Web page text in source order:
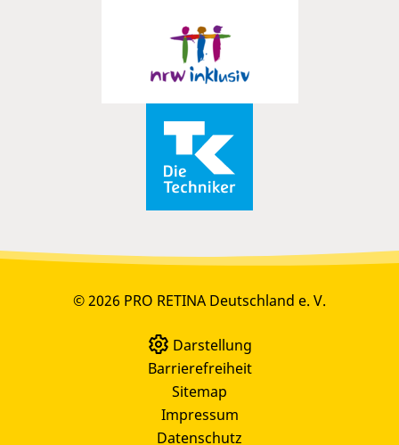
© 2026 PRO RETINA Deutschland e. V.
Darstellung
Barrierefreiheit
Sitemap
Impressum
Datenschutz